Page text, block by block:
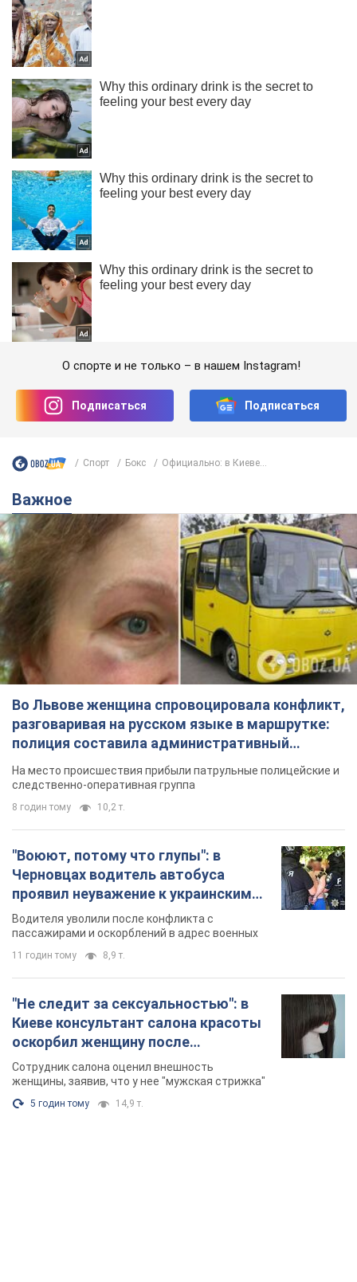
О спорте и не только – в нашем Instagram!
Подписаться Подписаться
Спорт Бокс Официально: в Киеве...
Важное
Во Львове женщина спровоцировала конфликт,
разговаривая на русском языке в маршрутке:
полиция составила административный
протокол. Видео
На место происшествия прибыли патрульные полицейские и
следственно-оперативная группа
8 годин тому 10,2 т.
"Воюют, потому что глупы": в
Черновцах водитель автобуса
проявил неуважение к украинским
военным и поплатился за это.
Видео
Водителя уволили после конфликта с
пассажирами и оскорблений в адрес военных
11 годин тому 8,9 т.
"Не следит за сексуальностью": в
Киеве консультант салона красоты
оскорбил женщину после
химиотерапии, разгорелся скандал.
Фото
Сотрудник салона оценил внешность
женщины, заявив, что у нее "мужская стрижка"
5 годин тому 14,9 т.